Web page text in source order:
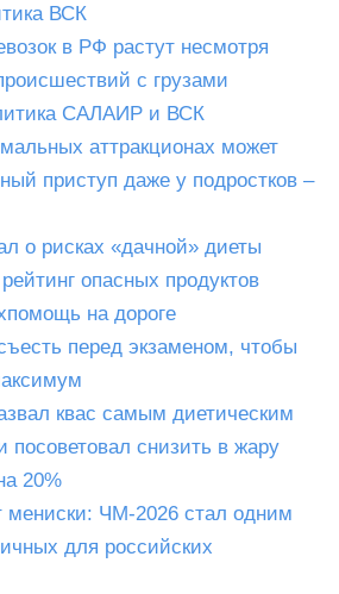
ВСК
в РФ растут несмотря
с грузами
САЛАИР и ВСК
аттракционах может
приступ даже у подростков –
о рисках «дачной» диеты
опасных продуктов
на дороге
перед экзаменом, чтобы
квас самым диетическим
посоветовал снизить в жару
20%
мениски: ЧМ-2026 стал одним
для российских